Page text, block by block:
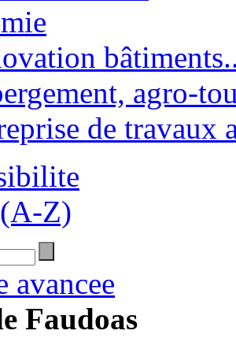
agro-
de travaux
Z)
avancee
Faudoas